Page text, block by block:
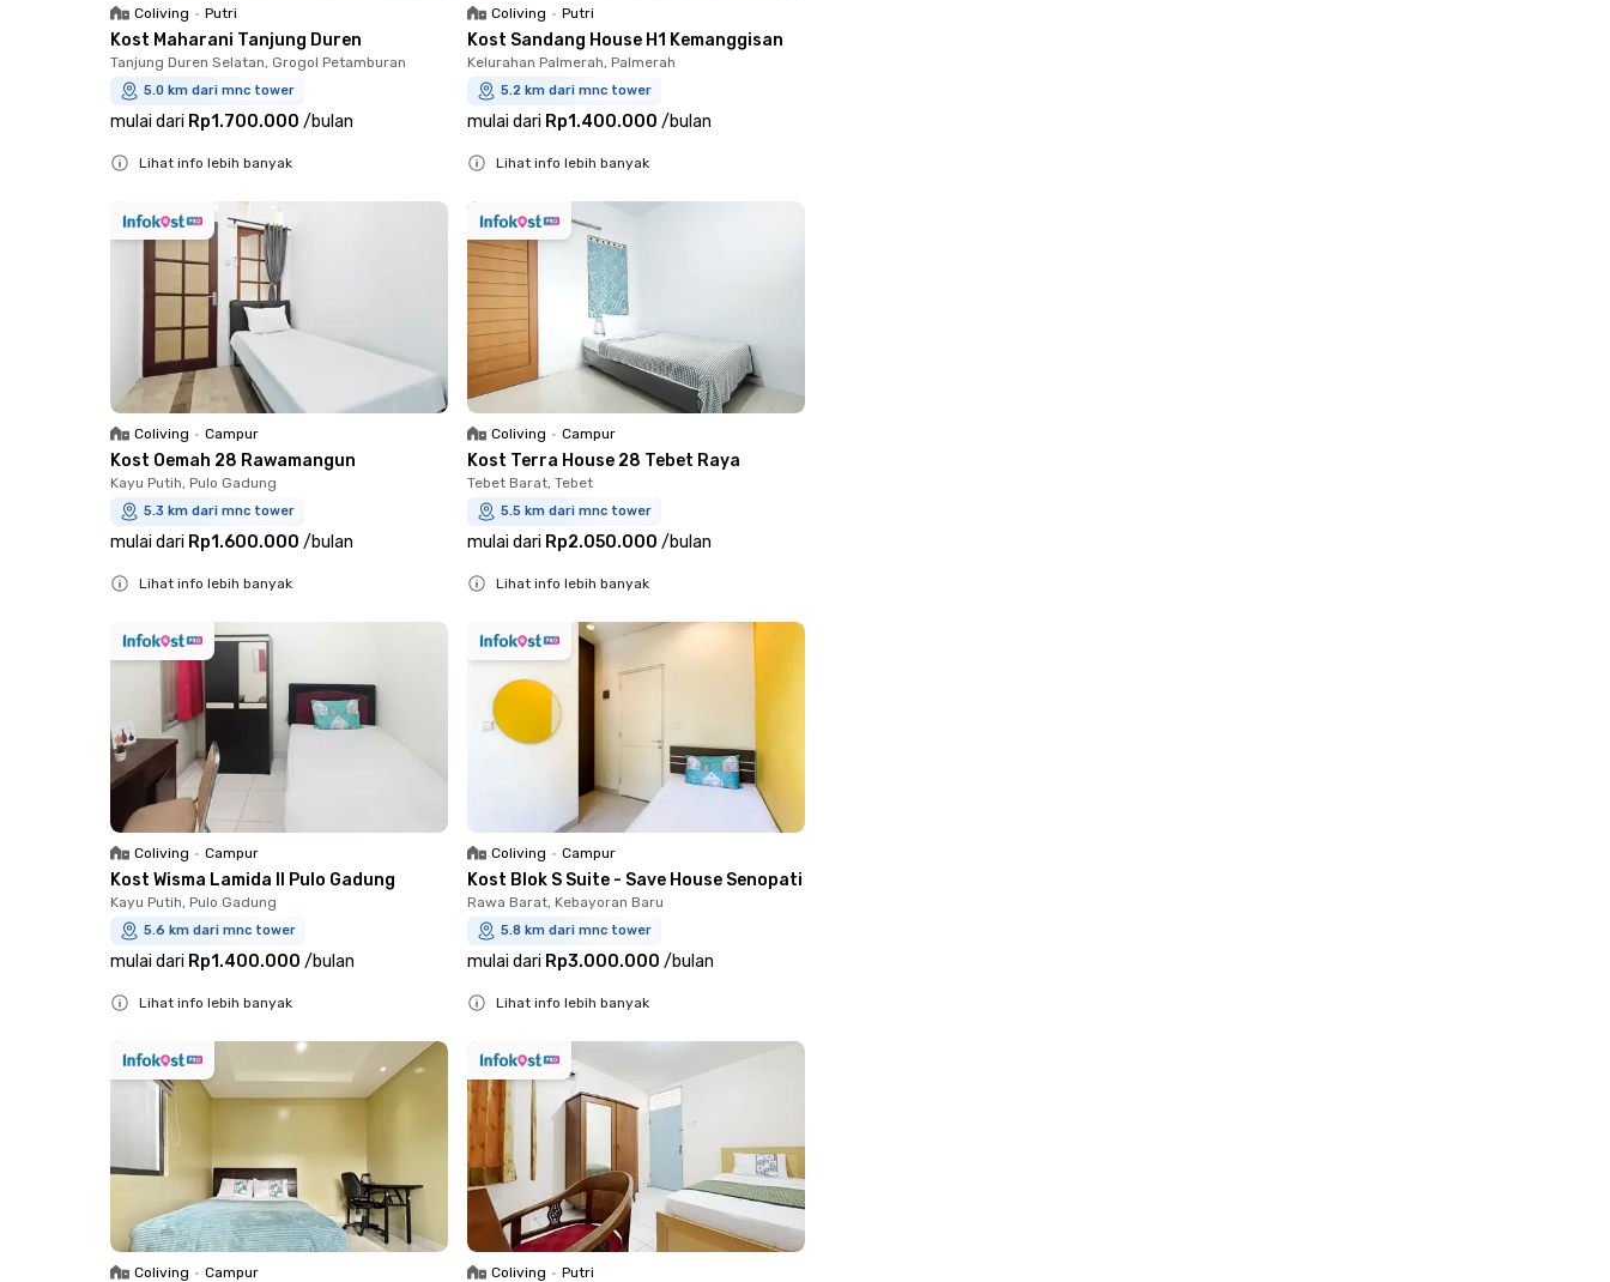
Coliving • Putri
Kost Maharani Tanjung Duren
Tanjung Duren Selatan, Grogol Petamburan
5.0 km dari mnc tower
mulai dari Rp1.700.000 /bulan
Lihat info lebih banyak
Coliving • Putri
Kost Sandang House H1 Kemanggisan
Kelurahan Palmerah, Palmerah
5.2 km dari mnc tower
mulai dari Rp1.400.000 /bulan
Lihat info lebih banyak
Coliving • Campur
Kost Oemah 28 Rawamangun
Kayu Putih, Pulo Gadung
5.3 km dari mnc tower
mulai dari Rp1.600.000 /bulan
Lihat info lebih banyak
Coliving • Campur
Kost Terra House 28 Tebet Raya
Tebet Barat, Tebet
5.5 km dari mnc tower
mulai dari Rp2.050.000 /bulan
Lihat info lebih banyak
Coliving • Campur
Kost Wisma Lamida II Pulo Gadung
Kayu Putih, Pulo Gadung
5.6 km dari mnc tower
mulai dari Rp1.400.000 /bulan
Lihat info lebih banyak
Coliving • Campur
Kost Blok S Suite - Save House Senopati
Rawa Barat, Kebayoran Baru
5.8 km dari mnc tower
mulai dari Rp3.000.000 /bulan
Lihat info lebih banyak
Coliving • Campur Coliving • Putri